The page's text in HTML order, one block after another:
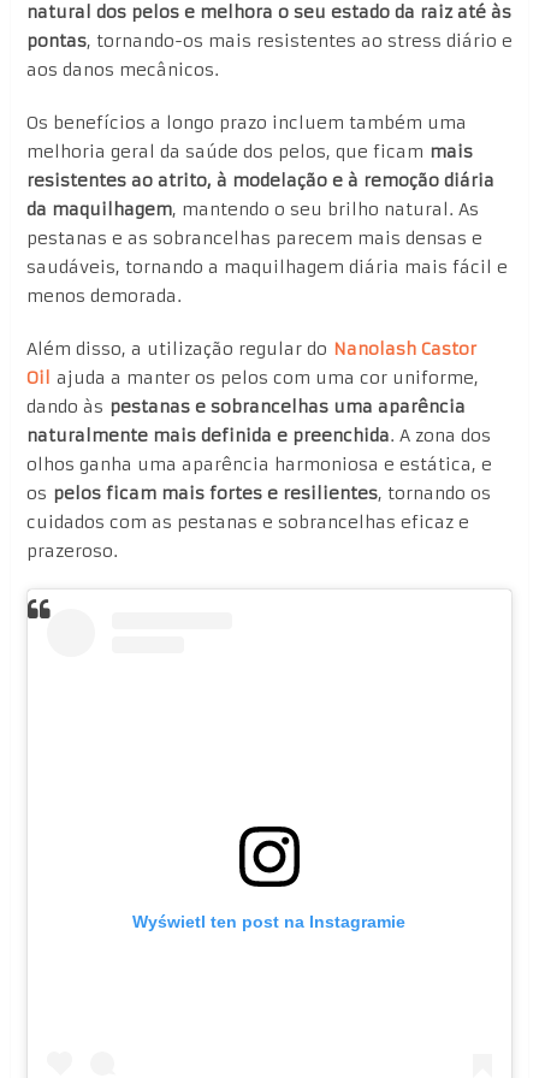
natural dos pelos e melhora o seu estado da raiz até às
pontas, tornando-os mais resistentes ao stress diário e
aos danos mecânicos.
Os benefícios a longo prazo incluem também uma
melhoria geral da saúde dos pelos, que ficam mais
resistentes ao atrito, à modelação e à remoção diária
da maquilhagem, mantendo o seu brilho natural. As
pestanas e as sobrancelhas parecem mais densas e
saudáveis, tornando a maquilhagem diária mais fácil e
menos demorada.
Além disso, a utilização regular do Nanolash Castor
Oil ajuda a manter os pelos com uma cor uniforme,
dando às pestanas e sobrancelhas uma aparência
naturalmente mais definida e preenchida. A zona dos
olhos ganha uma aparência harmoniosa e estática, e
os pelos ficam mais fortes e resilientes, tornando os
cuidados com as pestanas e sobrancelhas eficaz e
prazeroso.
Wyświetl ten post na Instagramie